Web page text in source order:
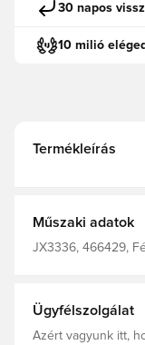
30 napos
10 milió
Termékleírás
Műszaki adatok
JX3336, 466429,
Ügyfélszolgálat
Azért vagyunk itt,